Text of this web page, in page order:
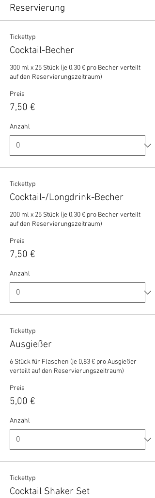
Reservierung
Tickettyp
Cocktail-Becher
300 ml x 25 Stück (je 0,30 € pro Becher verteilt
auf den Reservierungszeitraum)
Preis
7,50 €
Anzahl
Tickettyp
Cocktail-/Longdrink-Becher
200 ml x 25 Stück (je 0,30 € pro Becher verteilt
auf den Reservierungszeitraum)
Preis
7,50 €
Anzahl
Tickettyp
Ausgießer
6 Stück für Flaschen (je 0,83 € pro Ausgießer
verteilt auf den Reservierungszeitraum)
Preis
5,00 €
Anzahl
Tickettyp
Cocktail Shaker Set